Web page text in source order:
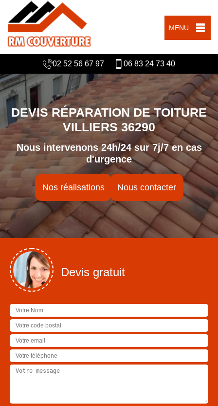
MENU
02 52 56 67 97 06 83 24 73 40
DEVIS RÉPARATION DE TOITURE
VILLIERS 36290
Nous intervenons 24h/24 sur 7j/7 en cas
d'urgence
Nos réalisations Nous contacter
Devis gratuit